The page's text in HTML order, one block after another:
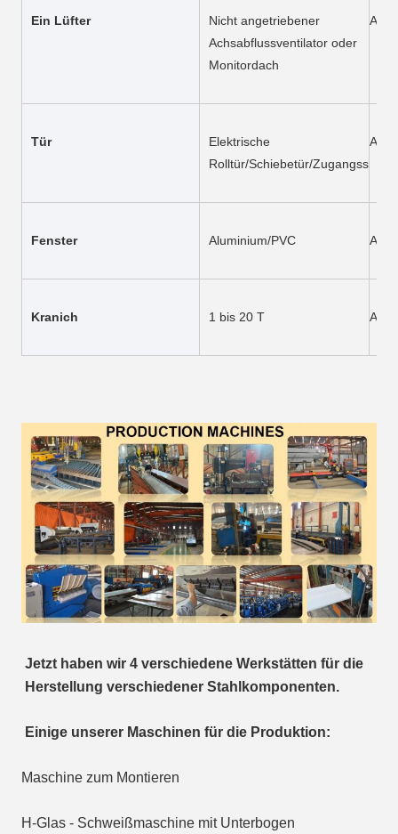
Ein Lüfter
Nicht angetriebener
Achsabflussventilator oder
Monitordach
Tür
Elektrische
Rolltür/Schiebetür/
Fenster Aluminium/PVC
Kranich 1 bis 20 T
Jetzt haben wir 4 verschiedene Werkstätten für die
Herstellung verschiedener Stahlkomponenten.
Einige unserer Maschinen für die Produktion:
Maschine zum Montieren
H-Glas - Schweißmaschine mit Unterbogen